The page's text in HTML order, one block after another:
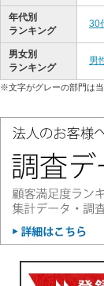
年代別
ランキング
30
男女別
ランキング
男
※文字がグレーの部門は